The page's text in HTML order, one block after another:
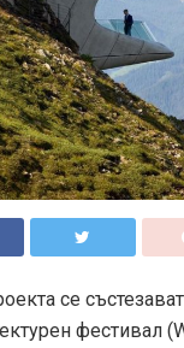
се
фестивал